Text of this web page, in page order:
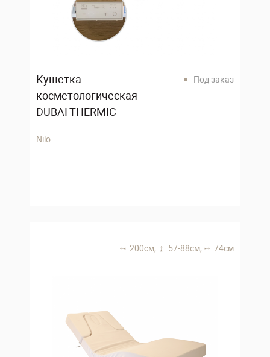
Кушетка
косметологическая
DUBAI THERMIC
Под заказ
Nilo
200 см, 57-88 см, 74 см